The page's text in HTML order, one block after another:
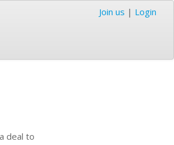
Join us | Login
deal to